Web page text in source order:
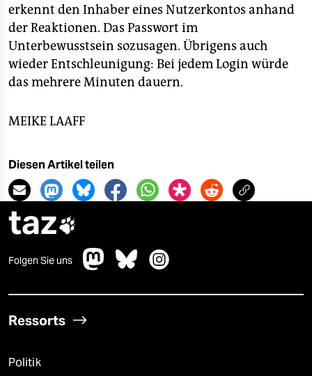
erkennt den Inhaber eines Nutzerkontos anhand
der Reaktionen. Das Passwort im
Unterbewusstsein sozusagen. Übrigens auch
wieder Entschleunigung: Bei jedem Login würde
das mehrere Minuten dauern.
MEIKE LAAFF
Diesen Artikel teilen
taz
Folgen Sie uns
Ressorts
Politik